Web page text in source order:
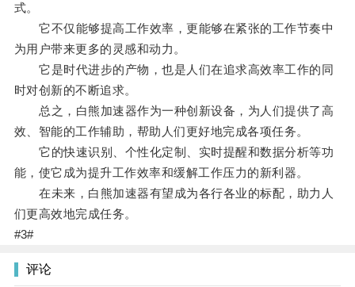
式。
它不仅能够提高工作效率，更能够在紧张的工作节奏中
为用户带来更多的灵感和动力。
它是时代进步的产物，也是人们在追求高效率工作的同
时对创新的不断追求。
总之，白熊加速器作为一种创新设备，为人们提供了高
效、智能的工作辅助，帮助人们更好地完成各项任务。
它的快速识别、个性化定制、实时提醒和数据分析等功
能，使它成为提升工作效率和缓解工作压力的新利器。
在未来，白熊加速器有望成为各行各业的标配，助力人
们更高效地完成任务。
#3#
评论